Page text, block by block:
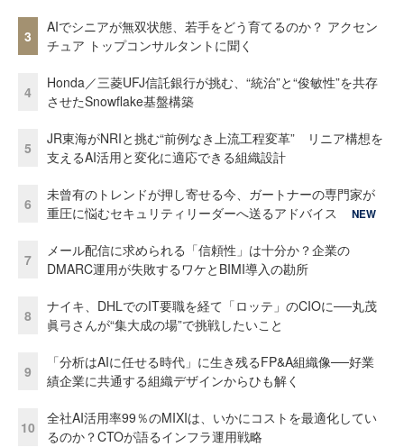
3
AIでシニアが無双状態、若手をどう育てるのか？ アクセン
チュア トップコンサルタントに聞く
4
Honda／三菱UFJ信託銀行が挑む、“統治”と“俊敏性”を共存
させたSnowflake基盤構築
5
JR東海がNRIと挑む“前例なき上流工程変革” リニア構想を
支えるAI活用と変化に適応できる組織設計
6
未曾有のトレンドが押し寄せる今、ガートナーの専門家が
重圧に悩むセキュリティリーダーへ送るアドバイス
NEW
7
メール配信に求められる「信頼性」は十分か？企業の
DMARC運用が失敗するワケとBIMI導入の勘所
8
ナイキ、DHLでのIT要職を経て「ロッテ」のCIOに──丸茂
眞弓さんが“集大成の場”で挑戦したいこと
9
「分析はAIに任せる時代」に生き残るFP&A組織像──好業
績企業に共通する組織デザインからひも解く
10
全社AI活用率99％のMIXIは、いかにコストを最適化してい
るのか？CTOが語るインフラ運用戦略